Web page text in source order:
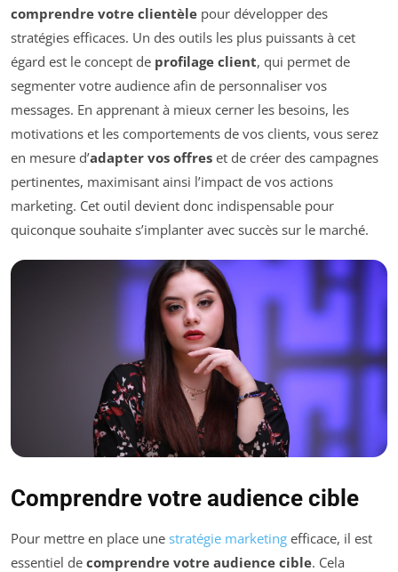
comprendre votre clientèle pour développer des
stratégies efficaces. Un des outils les plus puissants à cet
égard est le concept de profilage client, qui permet de
segmenter votre audience afin de personnaliser vos
messages. En apprenant à mieux cerner les besoins, les
motivations et les comportements de vos clients, vous serez
en mesure d’adapter vos offres et de créer des campagnes
pertinentes, maximisant ainsi l’impact de vos actions
marketing. Cet outil devient donc indispensable pour
quiconque souhaite s’implanter avec succès sur le marché.
Comprendre votre audience cible
Pour mettre en place une stratégie marketing efficace, il est
essentiel de comprendre votre audience cible. Cela